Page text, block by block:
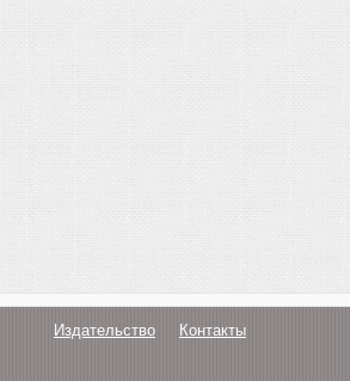
Издательство Контакты